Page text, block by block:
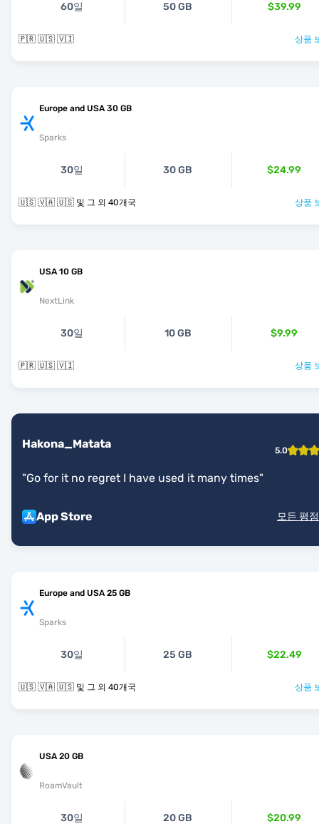
60일 50 GB $39.99
🇵🇷 🇺🇸 🇻🇮 상품
Europe and USA 30 GB
Sparks
30일 30 GB $24.99
🇺🇸 🇻🇦 🇺🇸 및 그 외 40개국 상품
USA 10 GB
NextLink
30일 10 GB $9.99
🇵🇷 🇺🇸 🇻🇮 상품
Hakona_Matata 5.0
"Go for it no regret I have used it many times"
App Store 모든 평
Europe and USA 25 GB
Sparks
30일 25 GB $22.49
🇺🇸 🇻🇦 🇺🇸 및 그 외 40개국 상품
USA 20 GB
RoamVault
30일 20 GB $20.99